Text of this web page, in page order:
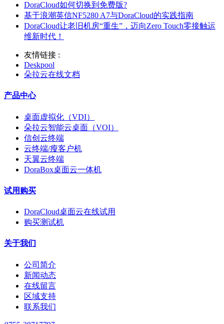
DoraCloud如何切换到免费版?
基于浪潮英信NF5280 A7与DoraCloud的实践指南
DoraCloud让老旧机房“重生”，迈向Zero Touch零接触运
维新时代！
友情链接 :
Deskpool
朵拉云在线文档
产品中心
桌面虚拟化（VDI）
朵拉云智能云桌面（VOI）
信创云终端
云终端/瘦客户机
天翼云终端
DoraBox桌面云一体机
试用购买
DoraCloud桌面云在线试用
购买测试机
关于我们
公司简介
新闻动态
在线留言
区域支持
联系我们